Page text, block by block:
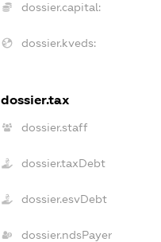
dossier.capital:
dossier.kveds:
dossier.tax
dossier.staff
dossier.taxDebt
dossier.esvDebt
dossier.ndsPayer